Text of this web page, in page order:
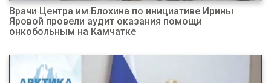
Врачи Центра им.Блохина по инициативе Ирины
Яровой провели аудит оказания помощи
онкобольным на Камчатке